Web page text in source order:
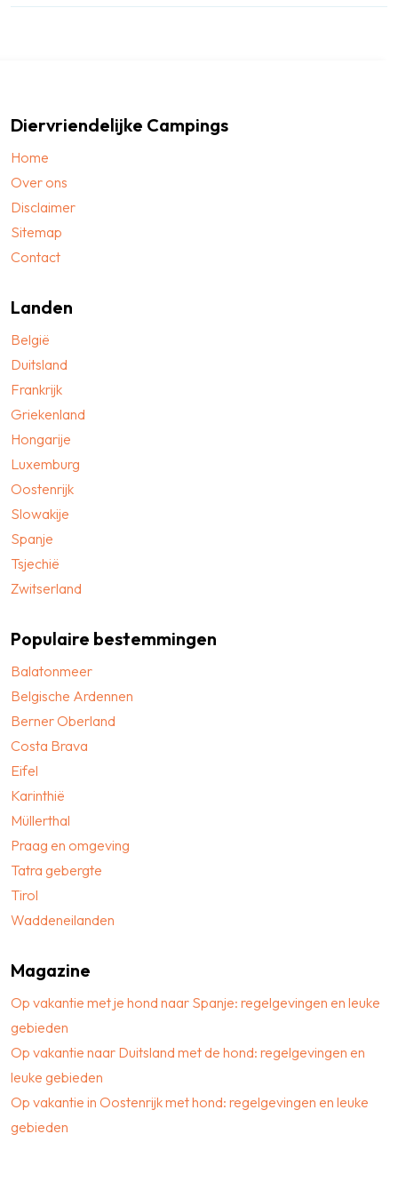
Diervriendelijke Campings
Home
Over ons
Disclaimer
Sitemap
Contact
Landen
België
Duitsland
Frankrijk
Griekenland
Hongarije
Luxemburg
Oostenrijk
Slowakije
Spanje
Tsjechië
Zwitserland
Populaire bestemmingen
Balatonmeer
Belgische Ardennen
Berner Oberland
Costa Brava
Eifel
Karinthië
Müllerthal
Praag en omgeving
Tatra gebergte
Tirol
Waddeneilanden
Magazine
Op vakantie met je hond naar Spanje: regelgevingen en leuke
gebieden
Op vakantie naar Duitsland met de hond: regelgevingen en
leuke gebieden
Op vakantie in Oostenrijk met hond: regelgevingen en leuke
gebieden